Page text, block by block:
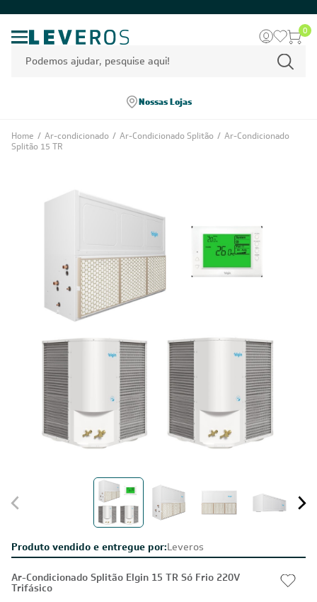
0
Nossas Lojas
Home / Ar-condicionado / Ar-Condicionado Splitão / Ar-Condicionado
Splitão 15 TR
Produto vendido e entregue por:Leveros
Ar-Condicionado Splitão Elgin 15 TR Só Frio 220V
Trifásico